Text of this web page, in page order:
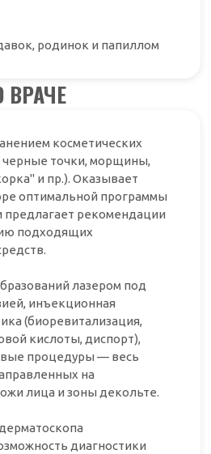
родинок и папиллом
ВРАЧЕ
косметических
черные точки, морщины,
и пр.). Оказывает
оптимальной программы
предлагает рекомендации
подходящих
лазером под
инъекционная
(биоревитализация,
кислоты, диспорт),
процедуры — весь
на
лица и зоны декольте.
диагностики